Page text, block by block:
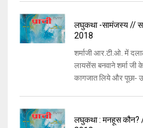
लघुकथा -सामंजस्य //
2018
शर्माजी आर.टी.ओ. में
लायसेंस बनवाने शर्मा जी
कागजात लिये और पूछा-
लघुकथा : मनहूस कौन?